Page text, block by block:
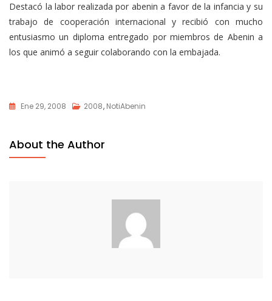
Destacó la labor realizada por abenin a favor de la infancia y su
trabajo de cooperación internacional y recibió con mucho
entusiasmo un diploma entregado por miembros de Abenin a
los que animó a seguir colaborando con la embajada.
Ene 29, 2008 2008, NotiAbenin
About the Author